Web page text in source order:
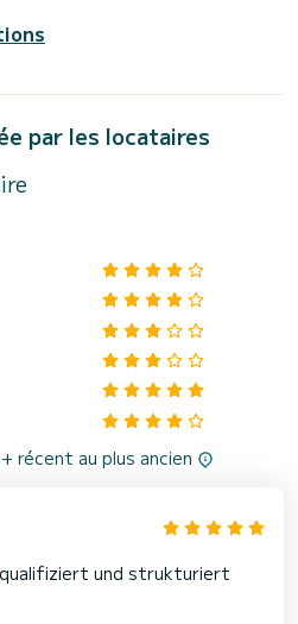
par les locataires
récent au plus ancien
qualifiziert und strukturiert